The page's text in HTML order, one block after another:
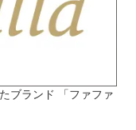
ブランド 「ファファ